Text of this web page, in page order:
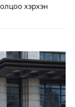
хэрхэн